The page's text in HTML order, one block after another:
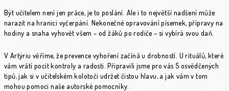
Být učitelem není jen práce, je to poslání. Ale i to největší nadšení může
narazit na hranici vyčerpání. Nekonečné opravování písemek, přípravy na
hodiny a snaha vyhovět všem – od žáků po rodiče – si vybírá svou daň.
V Artýriu věříme, že prevence vyhoření začíná u drobností. U rituálů, které
vám vrátí pocit kontroly a radosti. Připravili jsme pro vás 5 osvědčených
tipů, jak si v učitelském kolotoči udržet čistou hlavu, a jak vám v tom
mohou pomoci naše autorské pomocníky.